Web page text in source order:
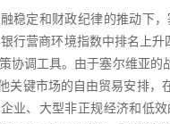
稳定和财政纪律的推动下
行营商环境指数中排名上
协调工具。由于塞尔维亚
关键市场的自由贸易安排
业、大型非正规经济和低